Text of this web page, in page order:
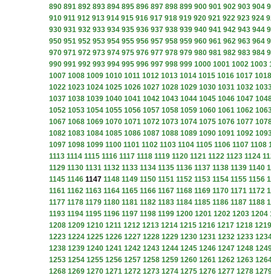
890 891 892 893 894 895 896 897 898 899 900 901 902 903 904
910 911 912 913 914 915 916 917 918 919 920 921 922 923 924
930 931 932 933 934 935 936 937 938 939 940 941 942 943 944
950 951 952 953 954 955 956 957 958 959 960 961 962 963 964
970 971 972 973 974 975 976 977 978 979 980 981 982 983 984
990 991 992 993 994 995 996 997 998 999 1000 1001 1002 1003
1007 1008 1009 1010 1011 1012 1013 1014 1015 1016 1017 1018
1022 1023 1024 1025 1026 1027 1028 1029 1030 1031 1032
1037 1038 1039 1040 1041 1042 1043 1044 1045 1046 1047
1052 1053 1054 1055 1056 1057 1058 1059 1060 1061 1062
1067 1068 1069 1070 1071 1072 1073 1074 1075 1076 1077
1082 1083 1084 1085 1086 1087 1088 1089 1090 1091 1092
1097 1098 1099 1100 1101 1102 1103 1104 1105 1106 1107 1108
1113 1114 1115 1116 1117 1118 1119 1120 1121 1122 1123 1124
1129 1130 1131 1132 1133 1134 1135 1136 1137 1138 1139 1140
1145 1146 1147 1148 1149 1150 1151 1152 1153 1154 1155 1156
1161 1162 1163 1164 1165 1166 1167 1168 1169 1170 1171 1172
1177 1178 1179 1180 1181 1182 1183 1184 1185 1186 1187 1188
1193 1194 1195 1196 1197 1198 1199 1200 1201 1202 1203 1204
1208 1209 1210 1211 1212 1213 1214 1215 1216 1217 1218 1219
1223 1224 1225 1226 1227 1228 1229 1230 1231 1232 1233
1238 1239 1240 1241 1242 1243 1244 1245 1246 1247 1248
1253 1254 1255 1256 1257 1258 1259 1260 1261 1262 1263
1268 1269 1270 1271 1272 1273 1274 1275 1276 1277 1278